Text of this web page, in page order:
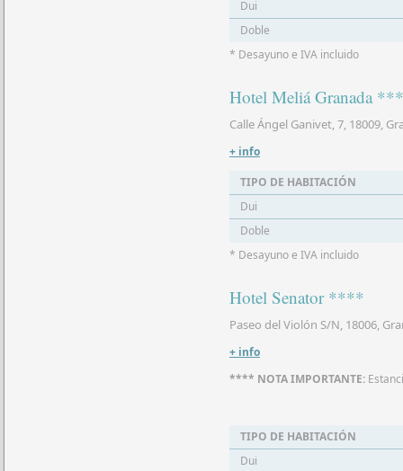
Dui
Doble
* Desayuno e IVA incluido
Hotel Meliá Granada
Calle Ángel Ganivet, 7, 18009,
+ info
TIPO DE HABITACIÓN
Dui
Doble
* Desayuno e IVA incluido
Hotel Senator ****
Paseo del Violón S/N, 18006,
+ info
**** NOTA IMPORTANTE:
TIPO DE HABITACIÓN
Dui